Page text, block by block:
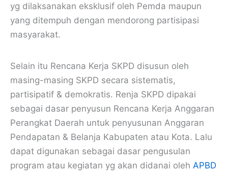
yg dilaksanakan eksklusif oleh Pemda maupun
yang ditempuh dengan mendorong partisipasi
masyarakat.
Selain itu Rencana Kerja SKPD disusun oleh
masing-masing SKPD secara sistematis,
partisipatif & demokratis. Renja SKPD dipakai
sebagai dasar penyusun Rencana Kerja Anggaran
Perangkat Daerah untuk penyusunan Anggaran
Pendapatan & Belanja Kabupaten atau Kota. Lalu
dapat digunakan sebagai dasar pengusulan
program atau kegiatan yg akan didanai oleh APBD